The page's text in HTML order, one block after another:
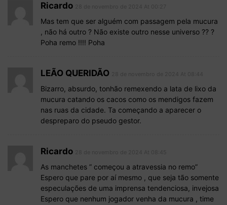
Ricardo
Mas tem que ser alguém com passagem pela mucura
, não há outro ? Não existe outro nesse universo ?? ?
Poha remo !!!! Poha
LEÃO QUERIDÃO
Bizarro, absurdo, tonhão remexendo a lata de lixo da
mucura catando os cacos como os mendigos fazem
nas ruas da cidade. Ta começando a aparecer o
despreparo do pseudo gestor.
Ricardo
As manchetes ” começou a atravessia no remo”
Espero que pare por aí mesmo , que seja tão somente
especulações de uma imprensa tendenciosa, invejosa
Espero que nenhum jogador venha da mucura , time